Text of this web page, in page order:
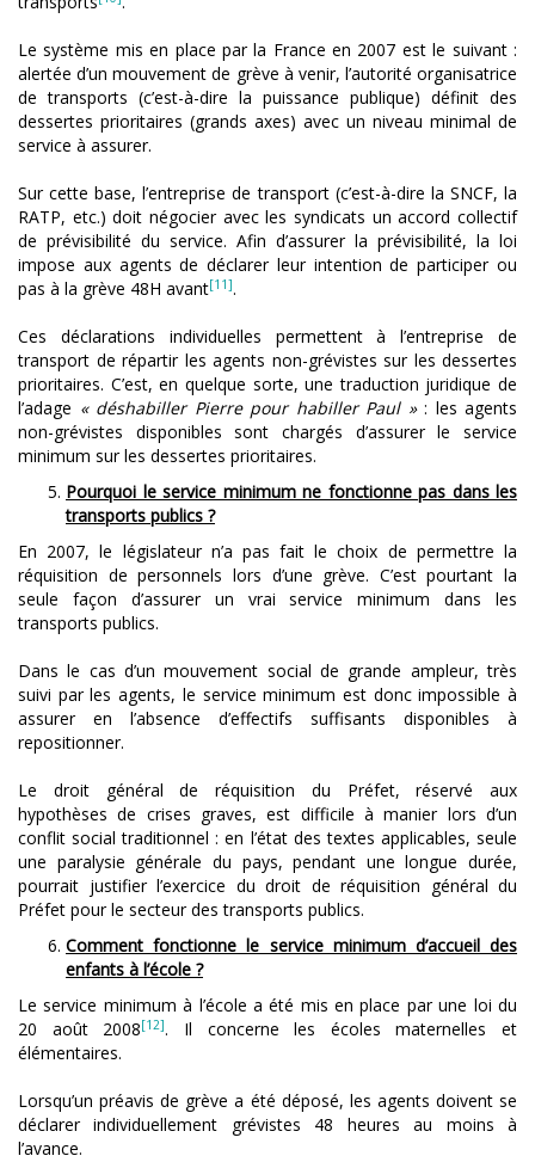
Le système mis en place par la France en 2007 est le suivant :
alertée d’un mouvement de grève à venir, l’autorité organisatrice
de transports (c’est-à-dire la puissance publique) définit des
dessertes prioritaires (grands axes) avec un niveau minimal de
service à assurer.
Sur cette base, l’entreprise de transport (c’est-à-dire la SNCF, la
RATP, etc.) doit négocier avec les syndicats un accord collectif
de prévisibilité du service. Afin d’assurer la prévisibilité, la loi
impose aux agents de déclarer leur intention de participer ou
pas à la grève 48H avant[11].
Ces déclarations individuelles permettent à l’entreprise de
transport de répartir les agents non-grévistes sur les dessertes
prioritaires. C’est, en quelque sorte, une traduction juridique de
l’adage « déshabiller Pierre pour habiller Paul »: les agents
non-grévistes disponibles sont chargés d’assurer le service
minimum sur les dessertes prioritaires.
Pourquoi le service minimum ne fonctionne pas dans les
transports publics ?
En 2007, le législateur n’a pas fait le choix de permettre la
réquisition de personnels lors d’une grève. C’est pourtant la
seule façon d’assurer un vrai service minimum dans les
transports publics.
Dans le cas d’un mouvement social de grande ampleur, très
suivi par les agents, le service minimum est donc impossible à
assurer en l’absence d’effectifs suffisants disponibles à
repositionner.
Le droit général de réquisition du Préfet, réservé aux
hypothèses de crises graves, est difficile à manier lors d’un
conflit social traditionnel : en l’état des textes applicables, seule
une paralysie générale du pays, pendant une longue durée,
pourrait justifier l’exercice du droit de réquisition général du
Préfet pour le secteur des transports publics.
Comment fonctionne le service minimum d’accueil des
enfants à l’école ?
Le service minimum à l’école a été mis en place par une loi du
20 août 2008[12]. Il concerne les écoles maternelles et
élémentaires.
Lorsqu’un préavis de grève a été déposé, les agents doivent se
déclarer individuellement grévistes 48 heures au moins à
l’avance.